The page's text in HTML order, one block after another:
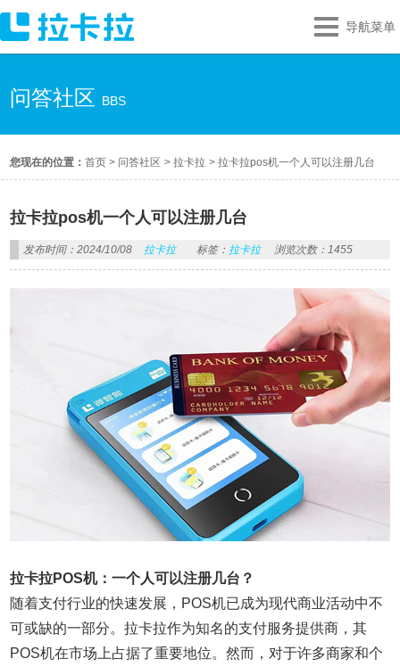
导航菜单
问答社区 BBS
您现在的位置：首页 > 问答社区 >拉卡拉 >拉卡拉pos机一个人可以注册几台
拉卡拉pos机一个人可以注册几台
发布时间：2024/10/08 拉卡拉 标签： 拉卡拉 浏览次数：1455
拉卡拉POS机：一个人可以注册几台？
随着支付行业的快速发展，POS机已成为现代商业活动中不
可或缺的一部分。拉卡拉作为知名的支付服务提供商，其
POS机在市场上占据了重要地位。然而，对于许多商家和个